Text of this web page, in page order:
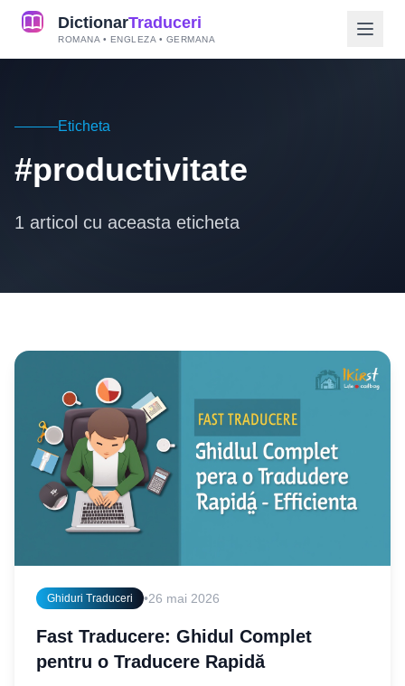
DictionarTraduceri
ROMANA • ENGLEZA • GERMANA
Eticheta
#productivitate
1 articol cu aceasta eticheta
Ghiduri Traduceri •26 mai 2026
Fast Traducere: Ghidul Complet
pentru o Traducere Rapidă